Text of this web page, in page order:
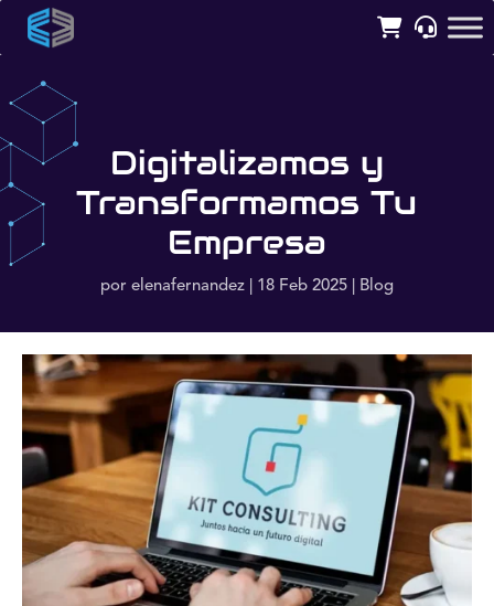
Digitalizamos y
Transformamos Tu
Empresa
por elenafernandez| 18 Feb 2025| Blog